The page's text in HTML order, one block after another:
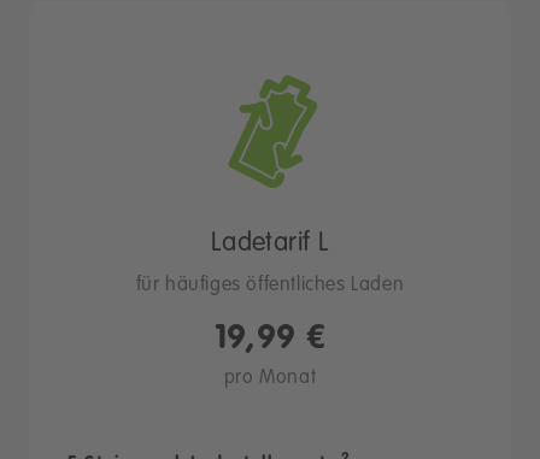
Ladetarif L
für häufiges öffentliches Laden
19,99 €
pro Monat